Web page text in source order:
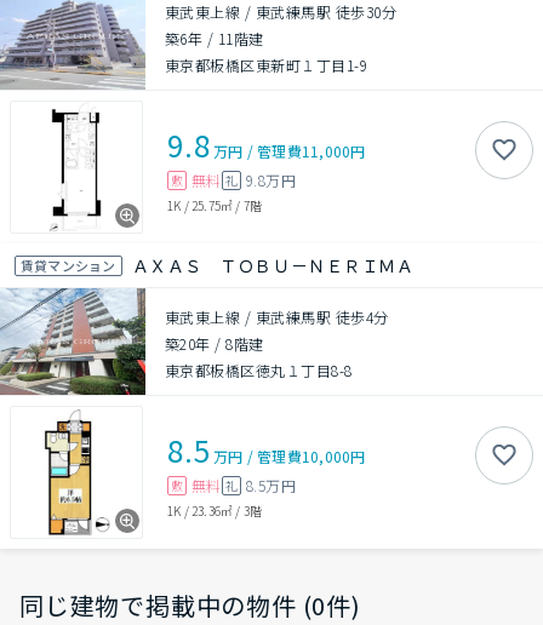
東武東上線 / 東武練馬駅 徒歩30分
築6年 / 11階建
東京都板橋区東新町１丁目1-9
9.8万円 /管理費11,000円
敷 無料 礼 9.8万円
1K / 25.75㎡ / 7階
賃貸マンション ＡＸＡＳ ＴＯＢＵ－ＮＥＲＩＭＡ
東武東上線 / 東武練馬駅 徒歩4分
築20年 /8階建
東京都板橋区徳丸１丁目8-8
8.5 万円 /管理費10,000円
敷 無料 礼 8.5万円
1K / 23.36㎡ / 3階
同じ建物で掲載中の物件 (0件)